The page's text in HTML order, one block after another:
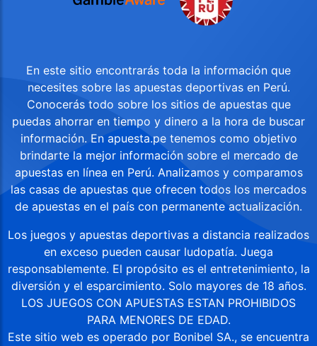
En este sitio encontrarás toda la información que
necesites sobre las apuestas deportivas en Perú.
Conocerás todo sobre los sitios de apuestas que
puedas ahorrar en tiempo y dinero a la hora de buscar
información. En apuesta.pe tenemos como objetivo
brindarte la mejor información sobre el mercado de
apuestas en línea en Perú. Analizamos y comparamos
las casas de apuestas que ofrecen todos los mercados
de apuestas en el país con permanente actualización.
Los juegos y apuestas deportivas a distancia realizados
en exceso pueden causar ludopatía. Juega
responsablemente. El propósito es el entretenimiento, la
diversión y el esparcimiento. Solo mayores de 18 años.
LOS JUEGOS CON APUESTAS ESTAN PROHIBIDOS
PARA MENORES DE EDAD.
Este sitio web es operado por Bonibel SA., se encuentra